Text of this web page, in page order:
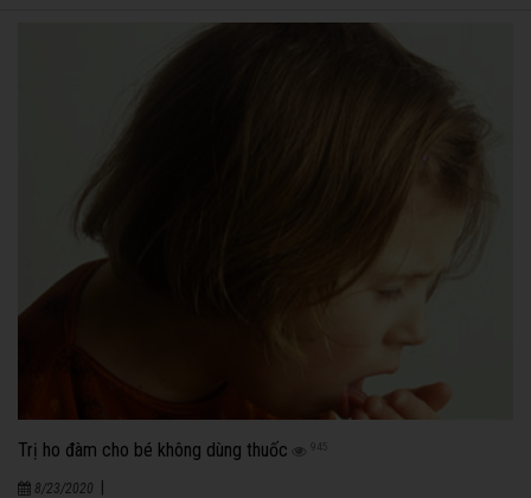
Trị ho đàm cho bé không dùng thuốc 945
8/23/2020 |